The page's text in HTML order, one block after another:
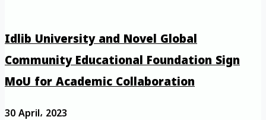
Idlib University and Novel Global
Community Educational Foundation Sign
MoU for Academic Collaboration
30 April، 2023